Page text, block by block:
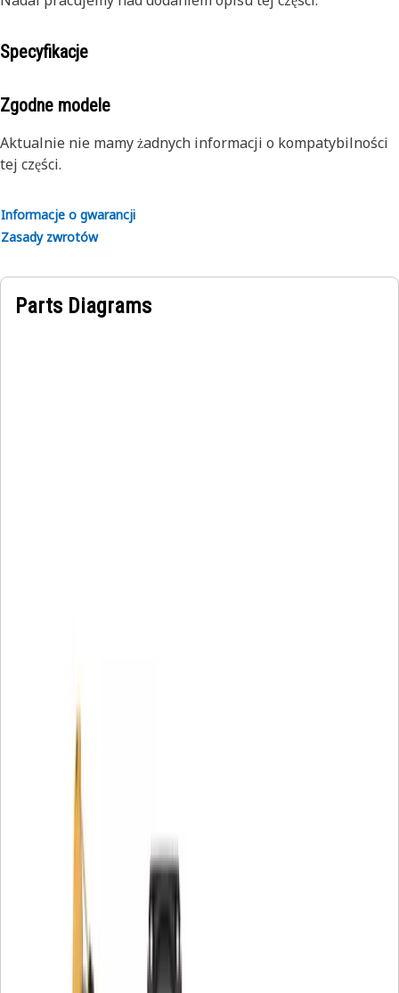
Specyfikacje
Zgodne modele
Aktualnie nie mamy żadnych informacji o kompatybilności
tej części.
Informacje o gwarancji
Zasady zwrotów
Parts Diagrams